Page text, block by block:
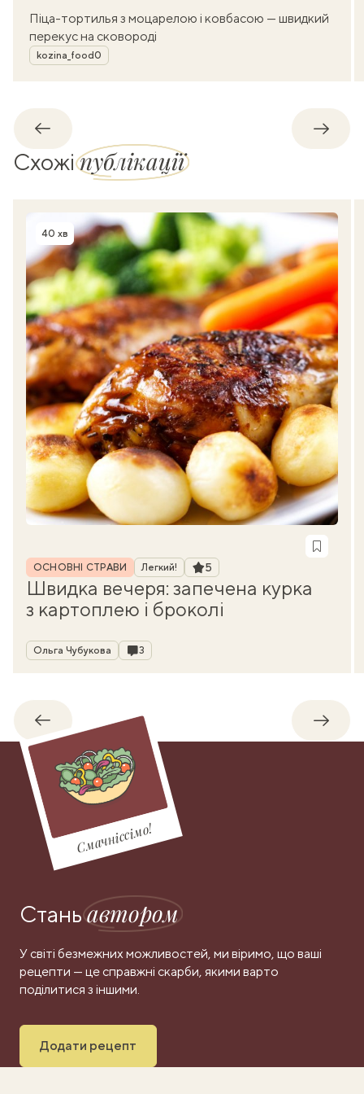
Піца-тортилья з моцарелою і ковбасою — швидкий
перекус на сковороді
Автор
kozina_food0
Назад
Схожіпублікації
Час приготування
40 хв
Рубрика
ОСНОВНІ СТРАВИ Легкий! Рейтинг
5
Швидка вечеря: запечена курка
з картоплею і броколі
Автор
Ольга Чубукова Коментарі
3
Назад
Смачніссімо!
Станьавтором
У світі безмежних можливостей, ми віримо, що ваші
рецепти — це справжні скарби, якими варто
поділитися з іншими.
Додати рецепт